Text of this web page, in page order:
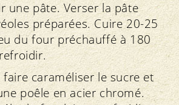
une pâte. Verser la pâte
préparées. Cuire 20-25
du four préchauffé à 180
caraméliser le sucre et
poêle en acier chromé.